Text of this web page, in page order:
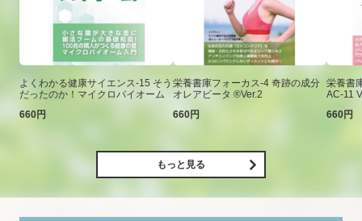
よくわかる健康サイエンス-15 そう
だったのか！マイクロバイオーム
660円
栄養書庫フォーカス-4 奇跡の成分
オレアビータ ®Ver.2
660円
栄養書
AC-11
660円
もっと見る